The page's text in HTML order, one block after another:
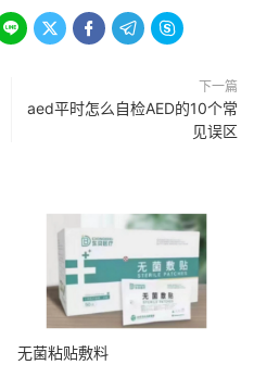
    
下一篇
aed平时怎么自检AED的10个常
见误区
无菌粘贴敷料